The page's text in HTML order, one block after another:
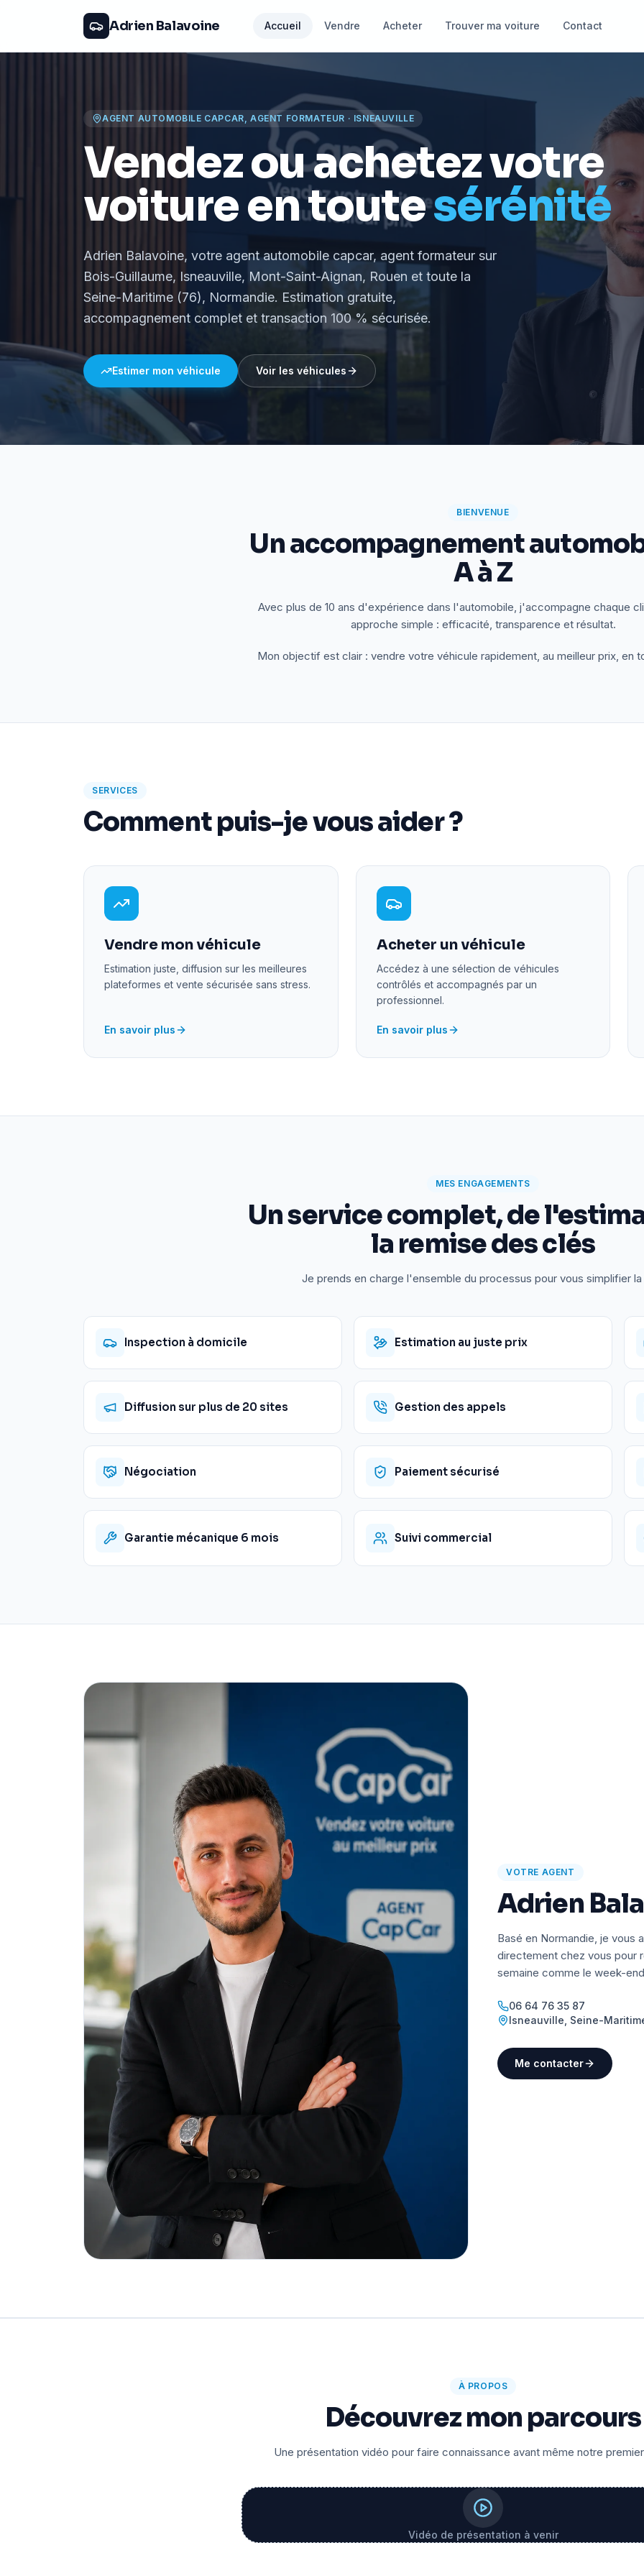
Adrien Balavoine Accueil Vendre Acheter Trouver ma voiture Contact
AGENT AUTOMOBILE CAPCAR, AGENT FORMATEUR · ISNEAUVILLE
Vendez ou achetez votre
voiture en toutesérénité
Adrien Balavoine, votre agent automobile capcar, agent formateur sur
Bois-Guillaume, Isneauville, Mont-Saint-Aignan, Rouen et toute la
Seine-Maritime (76), Normandie. Estimation gratuite,
accompagnement complet et transaction 100 % sécurisée.
Estimer mon véhicule Voir les véhicules
BIENVENUE
Un accompagnement
A à Z
Avec plus de 10 ans d'expérience dans l'automobile, j'accompagne chaque
approche simple : efficacité, transparence et résultat.
Mon objectif est clair : vendre votre véhicule rapidement, au meilleur prix, en
SERVICES
Comment puis-je vous aider ?
Vendre mon véhicule
Estimation juste, diffusion sur les meilleures
plateformes et vente sécurisée sans stress.
En savoir plus
Acheter un véhicule
Accédez à une sélection de véhicules
contrôlés et accompagnés par un
professionnel.
En savoir plus
MES ENGAGEMENTS
Un service complet, de
la remise des clés
Je prends en charge l'ensemble du processus pour vous simplifier la
Inspection à domicile Estimation au juste prix
Diffusion sur plus de 20 sites Gestion des appels
Négociation Paiement sécurisé
Garantie mécanique 6 mois Suivi commercial
VOTRE AGENT
Adrien
Basé en Normandie, je vous
directement chez vous pour
semaine comme le week-
06 64 76 35 87
Isneauville Seine-
Me contacter
À PROPOS
Découvrez mon parcours
Une présentation vidéo pour faire connaissance avant même notre
Vidéo de présentation à venir